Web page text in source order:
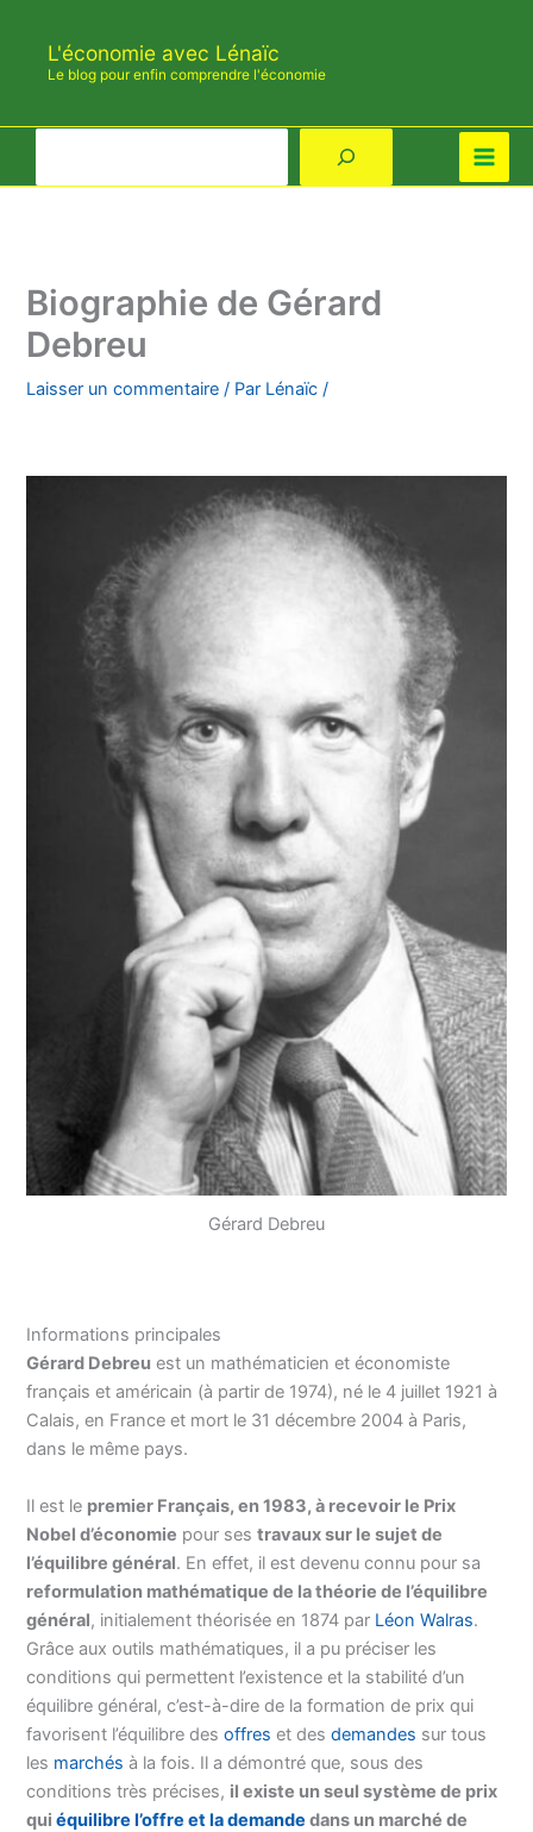
contenu
L'économie avec Lénaïc
Le blog pour enfin comprendre l'économie
Biographie de Gérard
Debreu
Laisser un commentaire / Par Lénaïc/
Gérard Debreu
Informations principales
Gérard Debreu est un mathématicien et économiste
français et américain (à partir de 1974), né le 4 juillet 1921 à
Calais, en France et mort le 31 décembre 2004 à Paris,
dans le même pays.
Il est le premier Français, en 1983, à recevoir le Prix
Nobel d’économie pour sestravaux sur le sujet de
l’équilibre général. En effet, il est devenu connu pour sa
reformulation mathématique de la théorie de l’équilibre
général, initialement théorisée en 1874 par Léon Walras.
Grâce aux outils mathématiques, il a pu préciser les
conditions qui permettent l’existence et la stabilité d’un
équilibre général, c’est-à-dire de la formation de prix qui
favorisent l’équilibre desoffres et desdemandes sur tous
les marchésà la fois. Il a démontré que, sous des
conditions très précises, il existe un seul système de prix
quiéquilibre l’offre et la demande dans un marché de